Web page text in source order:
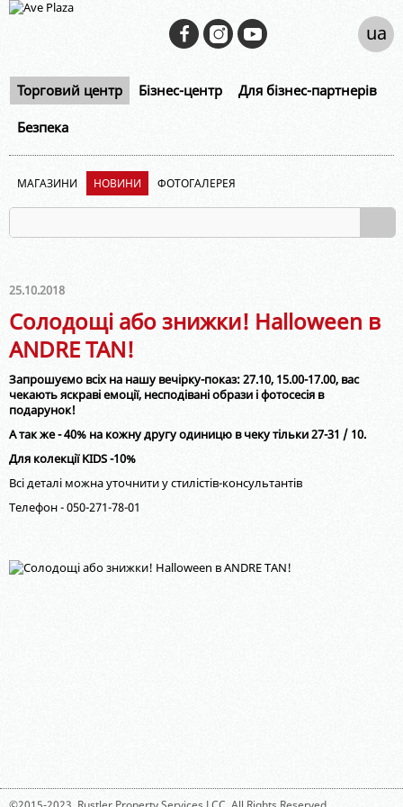
Торговий центр Бізнес-центр Для бізнес-партнерів
Безпека
ua
МАГАЗИНИ НОВИНИ ФОТОГАЛЕРЕЯ
25.10.2018
Солодощі або знижки! Halloween в
ANDRE TAN!
Запрошуємо всіх на нашу вечірку-показ: 27.10, 15.00-17.00, вас
чекають яскраві емоції, несподівані образи і фотосесія в
подарунок!
А так же - 40% на кожну другу одиницю в чеку тільки 27-31 / 10.
Для колекції KIDS -10%
Всі деталі можна уточнити у стилістів-консультантів
Телефон - 050-271-78-01